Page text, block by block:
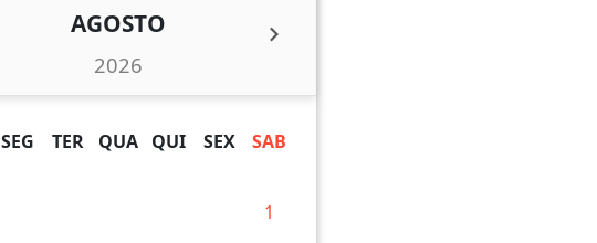
AGOSTO
2026
SEG TER QUA QUI SEX SAB
1